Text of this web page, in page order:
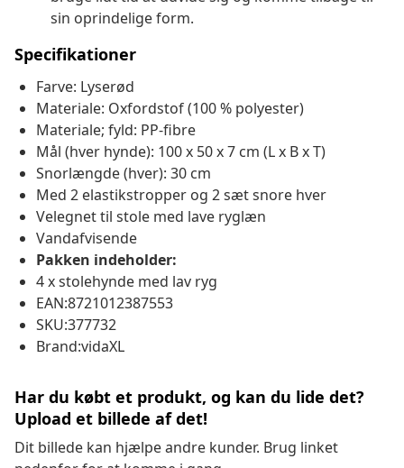
sin oprindelige form.
Specifikationer
Farve: Lyserød
Materiale: Oxfordstof (100 % polyester)
Materiale; fyld: PP-fibre
Mål (hver hynde): 100 x 50 x 7 cm (L x B x T)
Snorlængde (hver): 30 cm
Med 2 elastikstropper og 2 sæt snore hver
Velegnet til stole med lave ryglæn
Vandafvisende
Pakken indeholder:
4 x stolehynde med lav ryg
EAN:8721012387553
SKU:377732
Brand:vidaXL
Har du købt et produkt, og kan du lide det?
Upload et billede af det!
Dit billede kan hjælpe andre kunder. Brug linket